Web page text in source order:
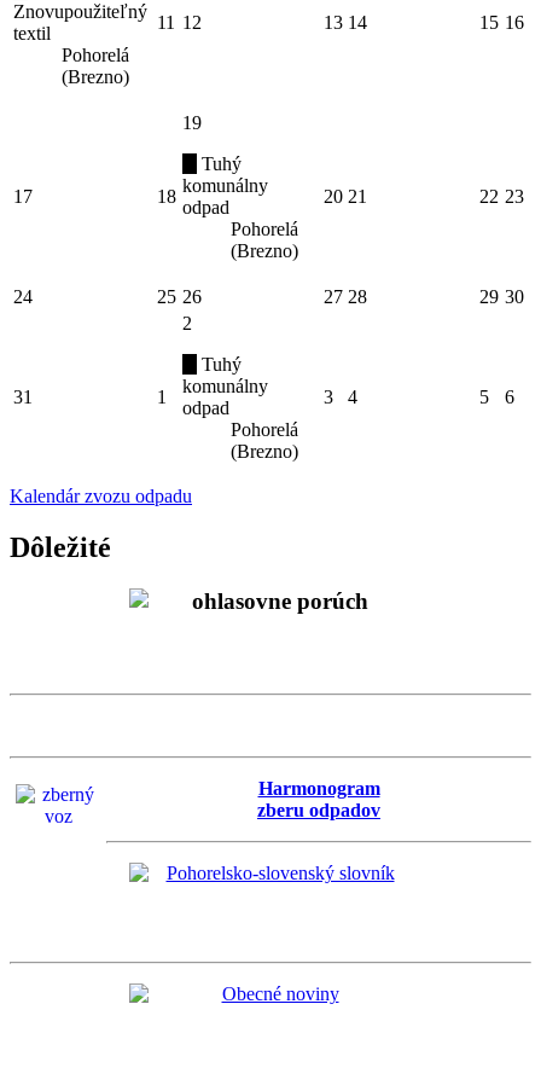
Znovupoužiteľný
textil
Pohorelá
(Brezno)
11 12 13 14 15 16
17 18
19
Tuhý
komunálny
odpad
Pohorelá
(Brezno)
20 21 22 23
24 25 26 27 28 29 30
31 1
2
Tuhý
komunálny
odpad
Pohorelá
(Brezno)
3 4 5 6
Kalendár zvozu odpadu
Dôležité
Harmonogram
zberu odpadov